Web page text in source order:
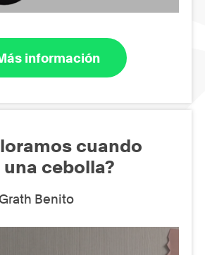
información
cuando
cebolla?
Benito